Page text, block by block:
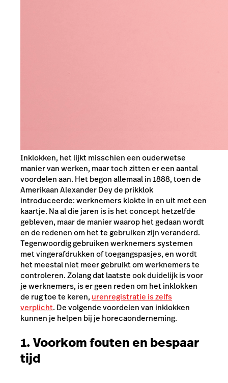
Inklokken, het lijkt misschien een ouderwetse
manier van werken, maar toch zitten er een aantal
voordelen aan. Het begon allemaal in 1888, toen de
Amerikaan Alexander Dey de prikklok
introduceerde: werknemers klokte in en uit met een
kaartje. Na al die jaren is is het concept hetzelfde
gebleven, maar de manier waarop het gedaan wordt
en de redenen om het te gebruiken zijn veranderd.
Tegenwoordig gebruiken werknemers systemen
met vingerafdrukken of toegangspasjes, en wordt
het meestal niet meer gebruikt om werknemers te
controleren. Zolang dat laatste ook duidelijk is voor
je werknemers, is er geen reden om het inklokken
de rug toe te keren, urenregistratie is zelfs
verplicht. De volgende voordelen van inklokken
kunnen je helpen bij je horecaonderneming.
1. Voorkom fouten en bespaar
tijd